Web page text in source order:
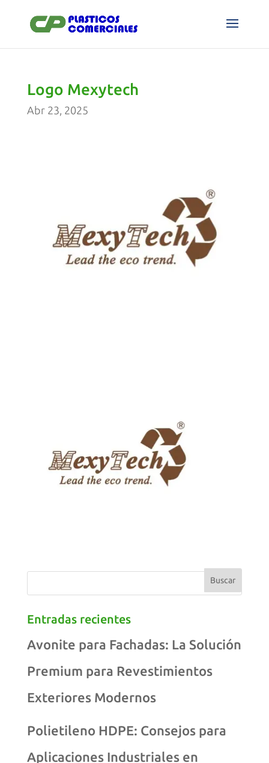
Logo Mexytech
Abr 23, 2025
Entradas recientes
Avonite para Fachadas: La Solución
Premium para Revestimientos
Exteriores Modernos
Polietileno HDPE: Consejos para
Aplicaciones Industriales en